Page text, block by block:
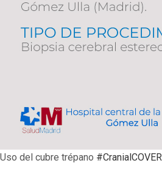
Uso del cubre trépano #CranialCOVER